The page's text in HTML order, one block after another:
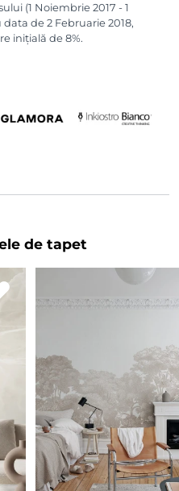
(1 Noiembrie 2017 - 1
de 2 Februarie 2018,
inițială de 8%.
de tapet